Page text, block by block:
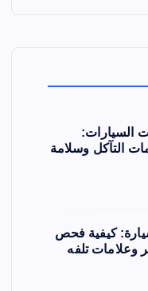
السيارات:
التآكل وسلامة
كيفية فحص
وعلامات تلفه